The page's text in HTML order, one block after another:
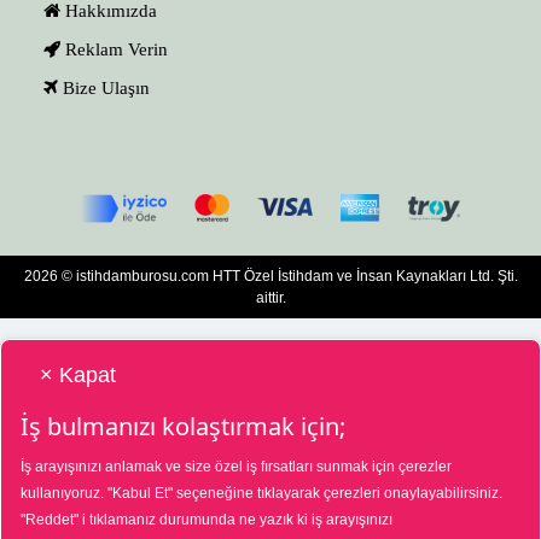
Hakkımızda
Reklam Verin
Bize Ulaşın
2026 © istihdamburosu.com HTT Özel İstihdam ve İnsan Kaynakları Ltd. Şti.
aittir.
HTT Bilgisayar Eğitim Destek Özel İstihdam ve İnsan Kaynakları Hizmetleri Tic.
Ltd. Şti. Özel İstihdam Bürosu 01/08/2025 - 31/07/2028 tarihleri arasında
faaliyette bulunmak üzere, Türkiye İş Kurumu tarafından 01/07/2025 tarih ve
× Kapat
İş bulmanızı kolaştırmak için;
İş arayışınızı anlamak ve size özel iş fırsatları sunmak için çerezler
kullanıyoruz. "Kabul Et" seçeneğine tıklayarak çerezleri onaylayabilirsiniz.
"Reddet" i tıklamanız durumunda ne yazık ki iş arayışınızı